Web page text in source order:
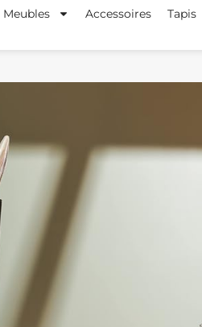
Meubles Accessoires Tapis